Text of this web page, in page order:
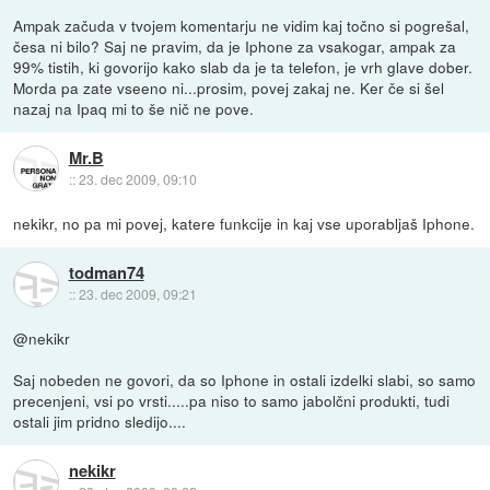
Ampak začuda v tvojem komentarju ne vidim kaj točno si pogrešal,
česa ni bilo? Saj ne pravim, da je Iphone za vsakogar, ampak za
99% tistih, ki govorijo kako slab da je ta telefon, je vrh glave dober.
Morda pa zate vseeno ni...prosim, povej zakaj ne. Ker če si šel
nazaj na Ipaq mi to še nič ne pove.
Mr.B
::23. dec 2009, 09:10
nekikr, no pa mi povej, katere funkcije in kaj vse uporabljaš Iphone.
todman74
::23. dec 2009, 09:21
@nekikr
Saj nobeden ne govori, da so Iphone in ostali izdelki slabi, so samo
precenjeni, vsi po vrsti.....pa niso to samo jabolčni produkti, tudi
ostali jim pridno sledijo....
nekikr